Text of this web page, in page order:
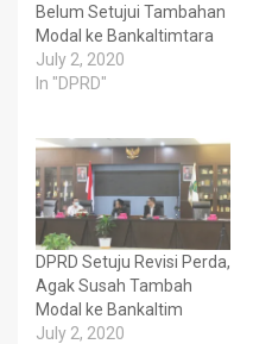
Belum Setujui Tambahan
Modal ke Bankaltimtara
July 2, 2020
In "DPRD"
DPRD Setuju Revisi Perda,
Agak Susah Tambah
Modal ke Bankaltim
July 2, 2020